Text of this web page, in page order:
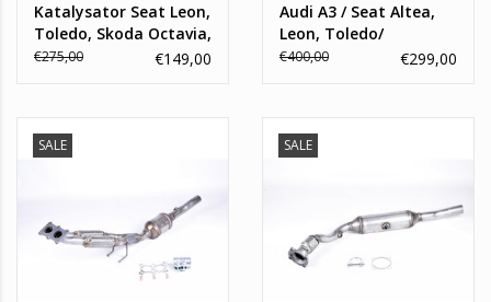
Katalysator Seat Leon,
Toledo, Skoda Octavia,
Volkswagen Bora, Golf
€275,00 €149,00
Audi A3 / Seat Altea,
Leon, Toledo/
Volkswagen Golf 2.0
€400,00 €299,00
SALE SALE